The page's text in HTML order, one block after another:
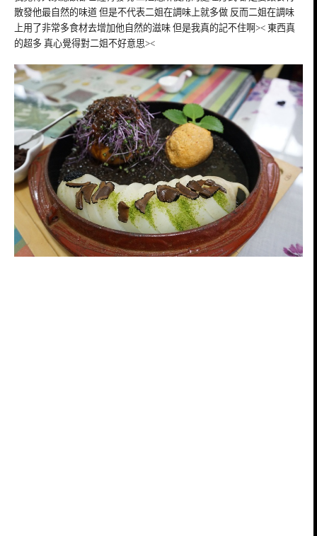
散發他最自然的味道 但是不代表二姐在調味上就多做 反而二姐在調味
上用了非常多食材去增加他自然的滋味 但是我真的記不住啊>< 東西真
的超多 真心覺得對二姐不好意思><